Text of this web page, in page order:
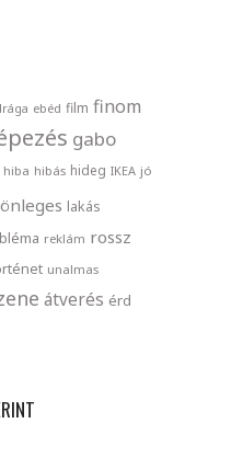
ebéd film finom
gabo
hiba hibás hideg IKEA jó
lakás
reklám rossz
unalmas
átverés érd